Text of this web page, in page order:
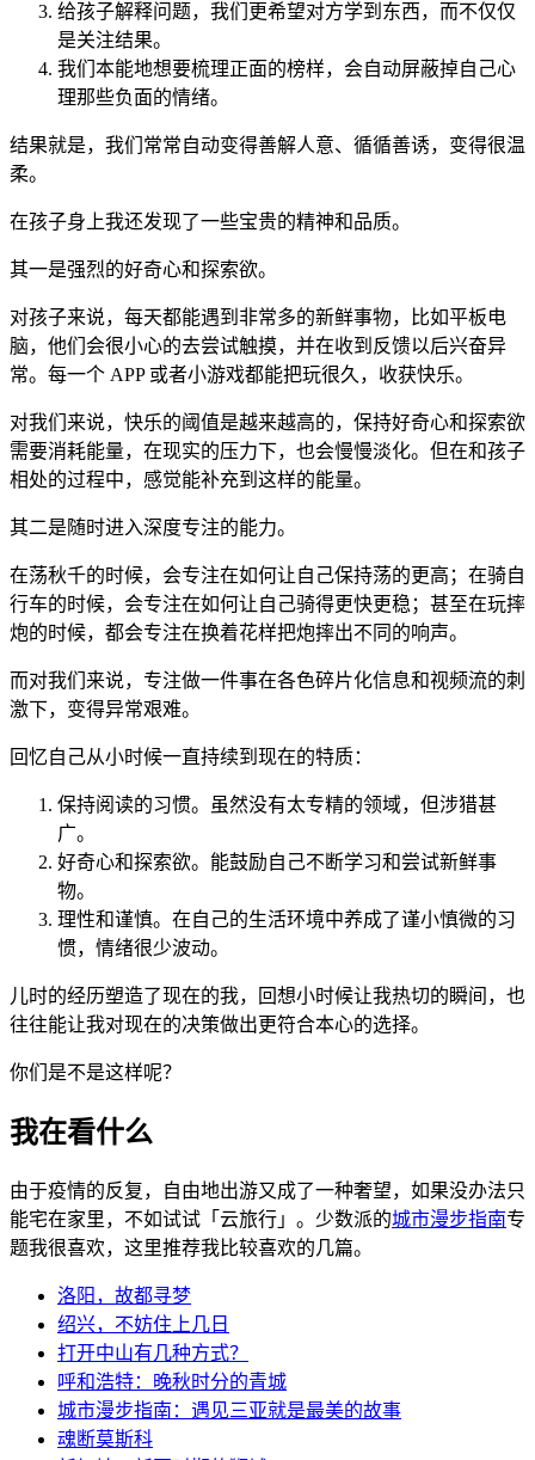
给孩子解释问题，我们更希望对方学到东西，而不仅仅
是关注结果。
我们本能地想要梳理正面的榜样，会自动屏蔽掉自己心
理那些负面的情绪。
结果就是，我们常常自动变得善解人意、循循善诱，变得很温
柔。
在孩子身上我还发现了一些宝贵的精神和品质。
其一是强烈的好奇心和探索欲。
对孩子来说，每天都能遇到非常多的新鲜事物，比如平板电
脑，他们会很小心的去尝试触摸，并在收到反馈以后兴奋异
常。每一个 APP 或者小游戏都能把玩很久，收获快乐。
对我们来说，快乐的阈值是越来越高的，保持好奇心和探索欲
需要消耗能量，在现实的压力下，也会慢慢淡化。但在和孩子
相处的过程中，感觉能补充到这样的能量。
其二是随时进入深度专注的能力。
在荡秋千的时候，会专注在如何让自己保持荡的更高；在骑自
行车的时候，会专注在如何让自己骑得更快更稳；甚至在玩摔
炮的时候，都会专注在换着花样把炮摔出不同的响声。
而对我们来说，专注做一件事在各色碎片化信息和视频流的刺
激下，变得异常艰难。
回忆自己从小时候一直持续到现在的特质：
保持阅读的习惯。虽然没有太专精的领域，但涉猎甚
广。
好奇心和探索欲。能鼓励自己不断学习和尝试新鲜事
物。
理性和谨慎。在自己的生活环境中养成了谨小慎微的习
惯，情绪很少波动。
儿时的经历塑造了现在的我，回想小时候让我热切的瞬间，也
往往能让我对现在的决策做出更符合本心的选择。
你们是不是这样呢？
我在看什么
由于疫情的反复，自由地出游又成了一种奢望，如果没办法只
能宅在家里，不如试试「云旅行」。少数派的城市漫步指南专
题我很喜欢，这里推荐我比较喜欢的几篇。
洛阳，故都寻梦
绍兴，不妨住上几日
打开中山有几种方式？
呼和浩特：晚秋时分的青城
城市漫步指南：遇见三亚就是最美的故事
魂断莫斯科